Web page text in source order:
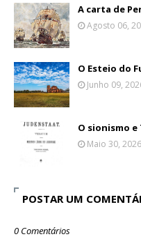
A carta de
Agosto 06,
O Esteio do
Junho 09,
O sionismo
Maio 30, 2026
POSTAR UM
0 Comentários